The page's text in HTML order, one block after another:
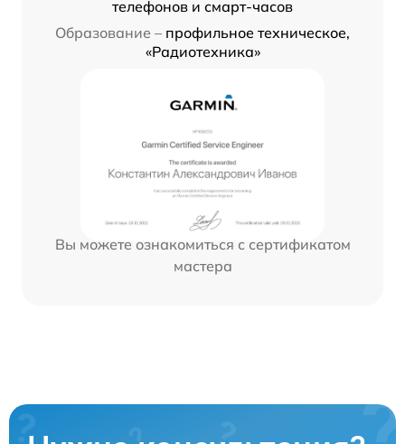
телефонов и смарт-часов
Образование – профильное техническое,
«Радиотехника»
Вы можете ознакомиться с сертификатом
мастера